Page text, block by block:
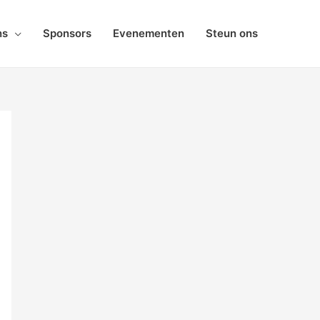
Sponsors Evenementen Steun ons